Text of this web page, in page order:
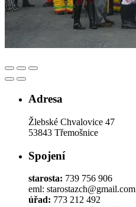
Adresa
Žlebské Chvalovice 47
53843 Třemošnice
Spojení
starosta: 739 756 906
eml: starostazch@gmail.com
úřad: 773 212 492